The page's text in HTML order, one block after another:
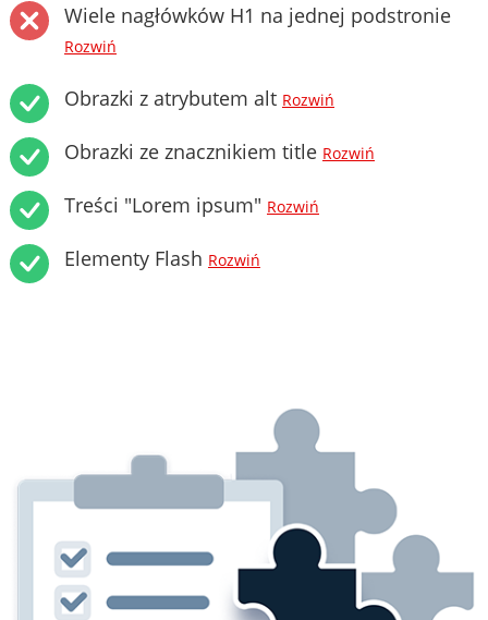
Wiele nagłówków H1 na jednej podstronie
Rozwiń
Obrazki z atrybutem alt Rozwiń
Obrazki ze znacznikiem title Rozwiń
Treści "Lorem ipsum" Rozwiń
Elementy Flash Rozwiń